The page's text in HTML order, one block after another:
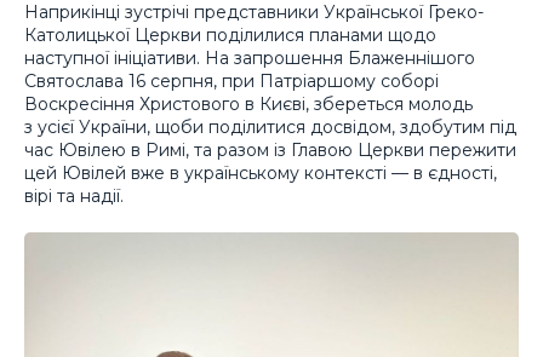
Наприкінці зустрічі представники Української Греко-
Католицької Церкви поділилися планами щодо
наступної ініціативи. На запрошення Блаженнішого
Святослава 16 серпня, при Патріаршому соборі
Воскресіння Христового в Києві, збереться молодь
з усієї України, щоби поділитися досвідом, здобутим під
час Ювілею в Римі, та разом із Главою Церкви пережити
цей Ювілей вже в українському контексті — в єдності,
вірі та надії.